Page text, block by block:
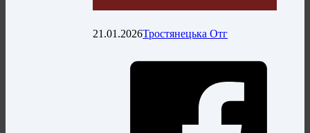
21.01.2026Тростянецька Отг